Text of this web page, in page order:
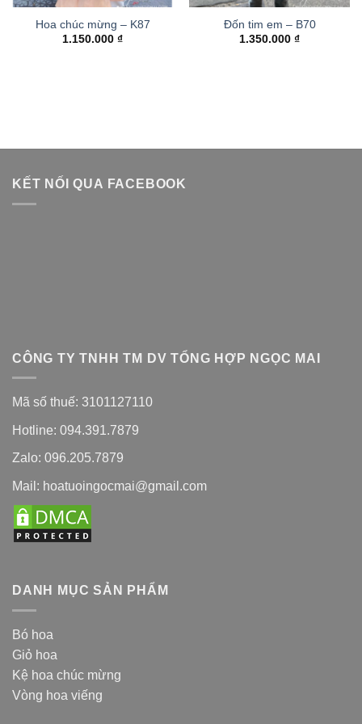
Hoa chúc mừng – K87
1.150.000 ₫
Đốn tim em – B70
1.350.000 ₫
KẾT NỐI QUA FACEBOOK
CÔNG TY TNHH TM DV TỔNG HỢP NGỌC MAI
Mã số thuế: 3101127110
Hotline: 094.391.7879
Zalo: 096.205.7879
Mail: hoatuoingocmai@gmail.com
DANH MỤC SẢN PHẨM
Bó hoa
Giỏ hoa
Kệ hoa chúc mừng
Vòng hoa viếng